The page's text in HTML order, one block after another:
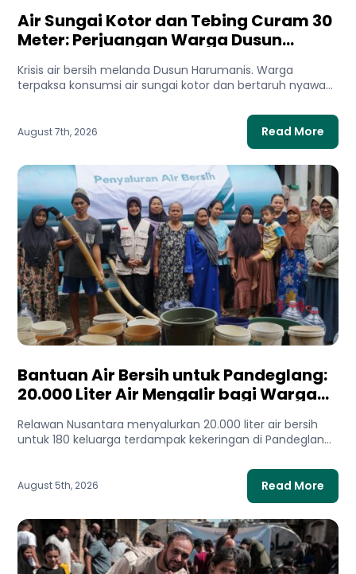
Air Sungai Kotor dan Tebing Curam 30
Meter: Perjuangan Warga Dusun
Krisis air bersih melanda Dusun Harumanis. Warga
terpaksa konsumsi air sungai kotor dan bertaruh nyawa
August 7th, 2026 Read More
Bantuan Air Bersih untuk Pandeglang:
20.000 Liter Air Mengalir bagi Warga
Relawan Nusantara menyalurkan 20.000 liter air bersih
untuk 180 keluarga terdampak kekeringan di Pandeglang,
August 5th, 2026 Read More